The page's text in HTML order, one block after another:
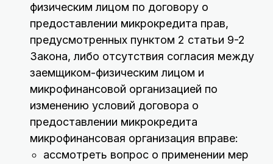
физическим лицом по договору о
предоставлении микрокредита прав,
предусмотренных пунктом 2 статьи 9-2
Закона, либо отсутствия согласия между
заемщиком-физическим лицом и
микрофинансовой организацией по
изменению условий договора о
предоставлении микрокредита
микрофинансовая организация вправе:
ассмотреть вопрос о применении мер